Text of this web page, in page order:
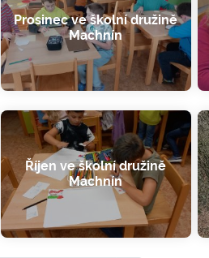
Prosinec ve školní družině
Machnín
Říjen ve školní družině
Machnín